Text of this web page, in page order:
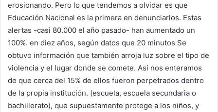
erosionando. Pero lo que tendemos a olvidar es que
Educación Nacional es la primera en denunciarlos. Estas
alertas -casi 80.000 el año pasado- han aumentado un
100%. en diez años, según datos que 20 minutos Se
obtuvo información que también arroja luz sobre el tipo de
violencia y el lugar donde se comete. Así nos enteramos
de que cerca del 15% de ellos fueron perpetrados dentro
de la propia institución. (escuela, escuela secundaria o
bachillerato), que supuestamente protege a los niños, y